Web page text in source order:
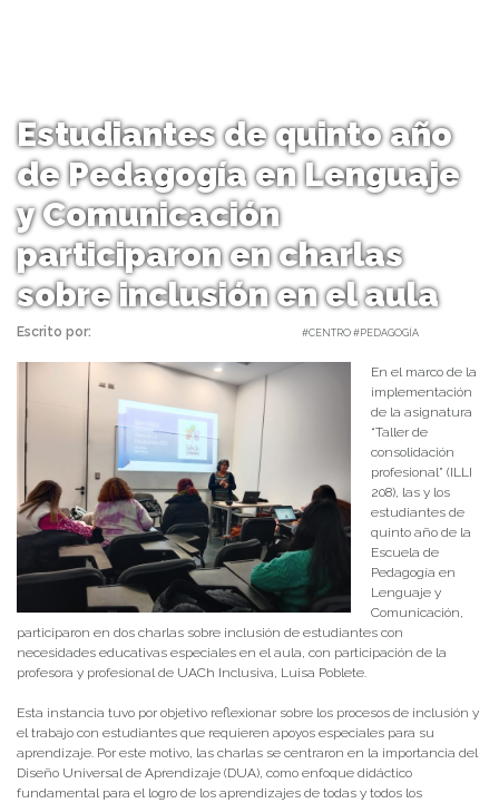
Estudiantes de quinto año
de Pedagogía en Lenguaje
y Comunicación
participaron en charlas
sobre inclusión en el aula
Escrito por: #CENTRO #PEDAGOGÍA
En el marco de la
implementación
de la asignatura
“Taller de
consolidación
profesional” (ILLI
208), las y los
estudiantes de
quinto año de la
Escuela de
Pedagogía en
Lenguaje y
Comunicación,
participaron en dos charlas sobre inclusión de estudiantes con
necesidades educativas especiales en el aula, con participación de la
profesora y profesional de UACh Inclusiva, Luisa Poblete.
Esta instancia tuvo por objetivo reflexionar sobre los procesos de inclusión y
el trabajo con estudiantes que requieren apoyos especiales para su
aprendizaje. Por este motivo, las charlas se centraron en la importancia del
Diseño Universal de Aprendizaje (DUA), como enfoque didáctico
fundamental para el logro de los aprendizajes de todas y todos los